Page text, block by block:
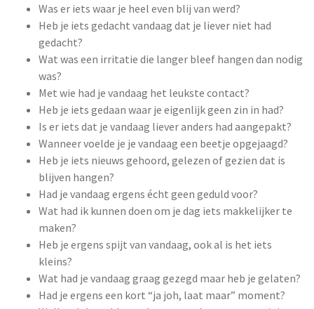
Was er iets waar je heel even blij van werd?
Heb je iets gedacht vandaag dat je liever niet had
gedacht?
Wat was een irritatie die langer bleef hangen dan nodig
was?
Met wie had je vandaag het leukste contact?
Heb je iets gedaan waar je eigenlijk geen zin in had?
Is er iets dat je vandaag liever anders had aangepakt?
Wanneer voelde je je vandaag een beetje opgejaagd?
Heb je iets nieuws gehoord, gelezen of gezien dat is
blijven hangen?
Had je vandaag ergens écht geen geduld voor?
Wat had ik kunnen doen om je dag iets makkelijker te
maken?
Heb je ergens spijt van vandaag, ook al is het iets
kleins?
Wat had je vandaag graag gezegd maar heb je gelaten?
Had je ergens een kort “ja joh, laat maar” moment?